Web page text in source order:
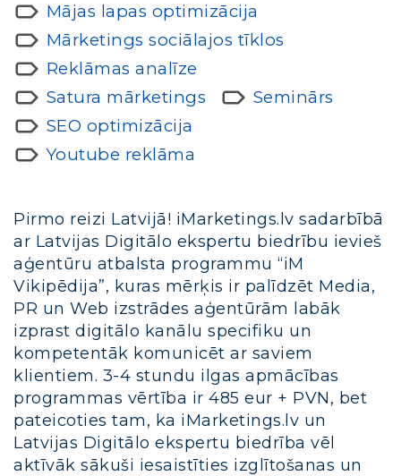
Mājas lapas optimizācija
Mārketings sociālajos tīklos
Reklāmas analīze
Satura mārketings
Seminārs
SEO optimizācija
Youtube reklāma
Pirmo reizi Latvijā! iMarketings.lv sadarbībā
ar Latvijas Digitālo ekspertu biedrību ievieš
aģentūru atbalsta programmu “iM
Vikipēdija”, kuras mērķis ir palīdzēt Media,
PR un Web izstrādes aģentūrām labāk
izprast digitālo kanālu specifiku un
kompetentāk komunicēt ar saviem
klientiem. 3-4 stundu ilgas apmācības
programmas vērtība ir 485 eur + PVN, bet
pateicoties tam, ka iMarketings.lv un
Latvijas Digitālo ekspertu biedrība vēl
aktīvāk sākuši iesaistīties izglītošanas un